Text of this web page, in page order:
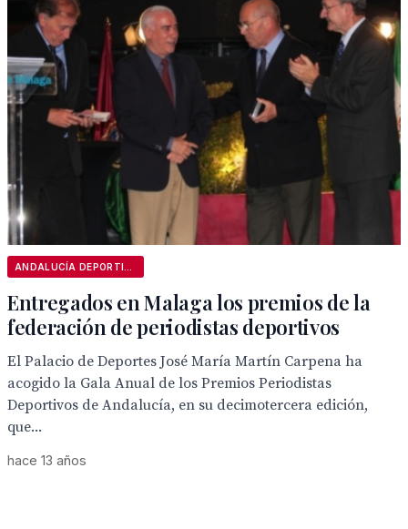
Entregados en Malaga los premios de la
federación de periodistas deportivos
El Palacio de Deportes José María Martín Carpena ha
acogido la Gala Anual de los Premios Periodistas
Deportivos de Andalucía, en su decimotercera edición,
que...
hace 13 años